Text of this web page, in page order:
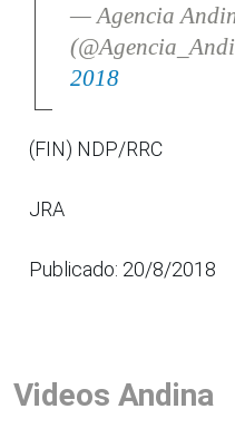
— Agencia
2018
(FIN) NDP/RRC
JRA
Publicado: 20/8/2018
Videos Andina